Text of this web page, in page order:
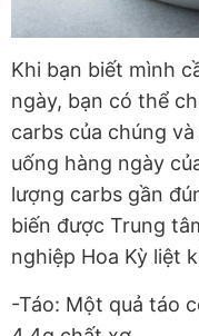
Khi bạn biết mình
ngày, bạn có thể
carbs của chúng
uống hàng ngày
lượng carbs gần
biến được Trung
nghiệp Hoa Kỳ liệt
-Táo: Một quả táo